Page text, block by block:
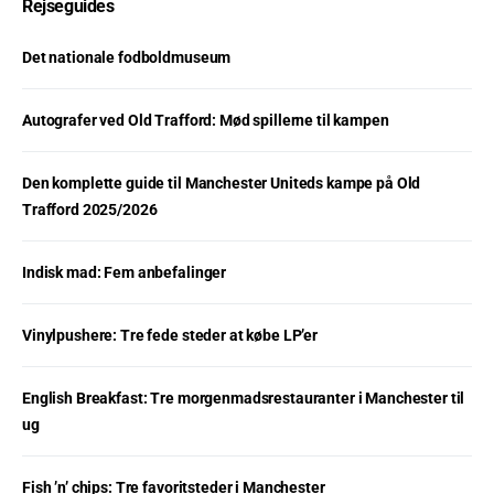
Rejseguides
Det nationale fodboldmuseum
Autografer ved Old Trafford: Mød spillerne til kampen
Den komplette guide til Manchester Uniteds kampe på Old
Trafford 2025/2026
Indisk mad: Fem anbefalinger
Vinylpushere: Tre fede steder at købe LP’er
English Breakfast: Tre morgenmadsrestauranter i Manchester til
ug
Fish ’n’ chips: Tre favoritsteder i Manchester